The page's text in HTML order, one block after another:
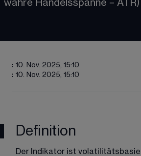
wahre Handelsspanne –
: 10. Nov. 2025, 15:10
: 10. Nov. 2025, 15:10
Definition
Der Indikator ist